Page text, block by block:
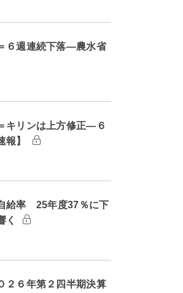
６週連続下落―農水省
キリンは上方修正―６
報】
給率 25年度37％に下
く
２６年第２四半期決算